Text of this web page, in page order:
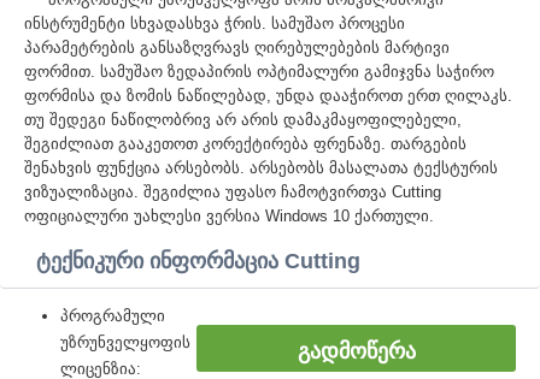
ინსტრუმენტი სხვადასხვა ჭრის. სამუშაო პროცესი
პარამეტრების განსაზღვრავს ღირებულებების მარტივი
ფორმით. სამუშაო ზედაპირის ოპტიმალური გამიჯვნა საჭირო
ფორმისა და ზომის ნაწილებად, უნდა დააჭიროთ ერთ ღილაკს.
თუ შედეგი ნაწილობრივ არ არის დამაკმაყოფილებელი,
შეგიძლიათ გააკეთოთ კორექტირება ფრენაზე. თარგების
შენახვის ფუნქცია არსებობს. არსებობს მასალათა ტექსტურის
ვიზუალიზაცია. შეგიძლია უფასო ჩამოტვირთვა Cutting
ოფიციალური უახლესი ვერსია Windows 10 ქართული.
ტექნიკური ინფორმაცია Cutting
ᲒᲐᲓᲛᲝᲬᲔᲠᲐ
პროგრამული
უზრუნველყოფის
ლიცენზია: